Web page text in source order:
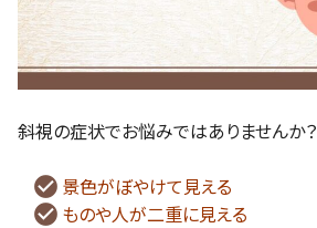
斜視の症状でお悩みではありませんか？
景色がぼやけて見える
ものや人が二重に見える